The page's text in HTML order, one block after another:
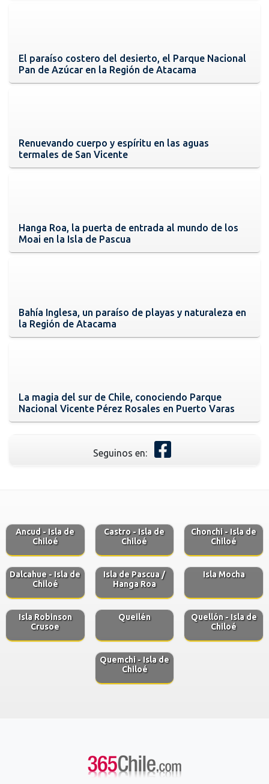
El paraíso costero del desierto, el Parque Nacional
Pan de Azúcar en la Región de Atacama
Renuevando cuerpo y espíritu en las aguas
termales de San Vicente
Hanga Roa, la puerta de entrada al mundo de los
Moai en la Isla de Pascua
Bahía Inglesa, un paraíso de playas y naturaleza en
la Región de Atacama
La magia del sur de Chile, conociendo Parque
Nacional Vicente Pérez Rosales en Puerto Varas
Seguinos en:
Ancud - Isla de
Chiloé
Castro - Isla de
Chiloé
Chonchi - Isla de
Chiloé
Dalcahue - Isla de
Chiloé
Isla de Pascua /
Hanga Roa
Isla Mocha
Isla Robinson
Crusoe
Queilén
Quellón - Isla de
Chiloé
Quemchi - Isla de
Chiloé